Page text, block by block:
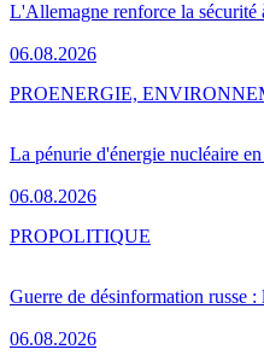
L'Allemagne renforce la sécurité
06.08.2026
La pénurie d'énergie nucléaire
06.08.2026
PROENERGIE,
Guerre de désinformation russe
06.08.2026
PROPOLITIQUE